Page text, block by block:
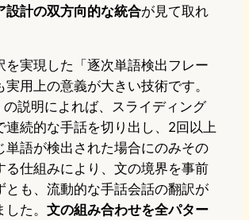
設計の双方向的な統合が見て取れ
を実現した「逐次単語検出フレー
実用上の意義が大きい技術です。
説明によれば、スライディング
連続的な手話を切り出し、2回以上
単語が検出された場合にのみその
る仕組みにより、文の境界を事前
とも、流動的な手話会話の翻訳が
た。 文の組み合わせを全パター